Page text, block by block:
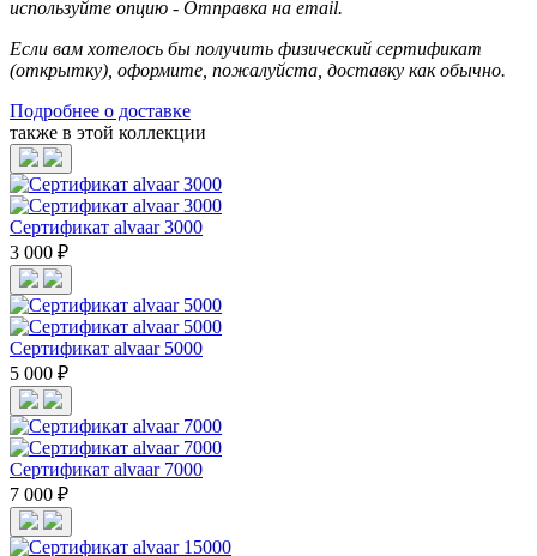
используйте опцию - Отправка на email.
Если вам хотелось бы получить физический сертификат
(открытку), оформите, пожалуйста, доставку как обычно.
Подробнее о доставке
также в этой коллекции
Сертификат alvaar 3000
3 000 ₽
Сертификат alvaar 5000
5 000 ₽
Сертификат alvaar 7000
7 000 ₽